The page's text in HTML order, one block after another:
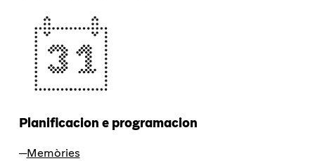
Planificacion e programacion
Memòries